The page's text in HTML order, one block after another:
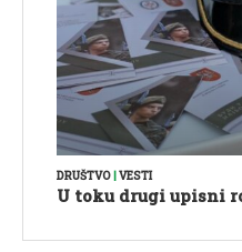
DRUŠTVO|VESTI
U toku drugi upisni